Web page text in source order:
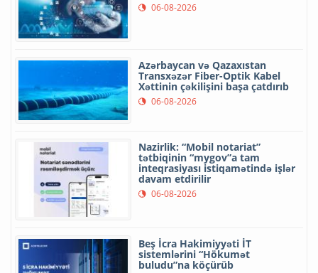
06-08-2026
Azərbaycan və Qazaxıstan
Transxəzər Fiber-Optik Kabel
Xəttinin çəkilişini başa çatdırıb
06-08-2026
Nazirlik: “Mobil notariat”
tətbiqinin “mygov”a tam
inteqrasiyası istiqamətində işlər
davam etdirilir
06-08-2026
Beş İcra Hakimiyyəti İT
sistemlərini “Hökumət
buludu”na köçürüb